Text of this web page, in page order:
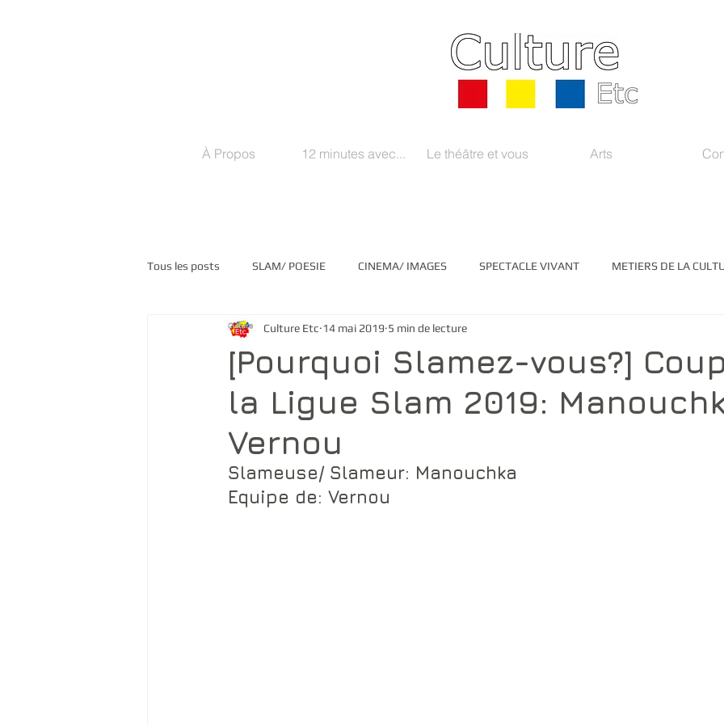
À Propos 12 minutes avec... Le théâtre et vous Arts
Tous les posts SLAM/ POESIE CINEMA/ IMAGES SPECTACLE VIVANT METIERS DE LA
COMMUNIQUES DE PRESSE MEDIAS/ INSTITUTIONS
[Pourquoi Slamez-vous?]
la Ligue Slam 2019:
Vernou
Culture Etc 14 mai 2019 5 min de lecture
Slameuse/ Slameur: Manouchka
Equipe de: Vernou